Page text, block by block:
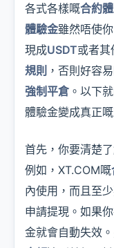
各式各樣嘅合約
體驗金雖然唔使
現成USDT或者
規則 ，否則好容
強制平倉 。以下
體驗金變成真正嘅
首先，你要清楚
例如，XT.COM嘅
內使用，而且至
申請提現。如果
金就會自動失效